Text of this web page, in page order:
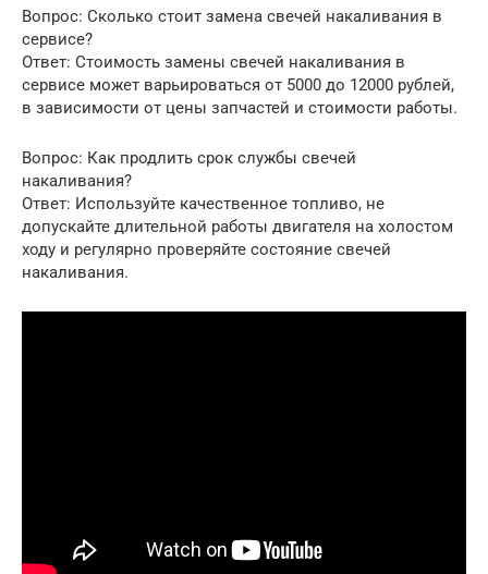
Вопрос: Сколько стоит замена свечей накаливания в
сервисе?
Ответ: Стоимость замены свечей накаливания в
сервисе может варьироваться от 5000 до 12000 рублей,
в зависимости от цены запчастей и стоимости работы.
Вопрос: Как продлить срок службы свечей
накаливания?
Ответ: Используйте качественное топливо, не
допускайте длительной работы двигателя на холостом
ходу и регулярно проверяйте состояние свечей
накаливания.